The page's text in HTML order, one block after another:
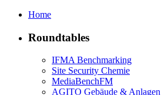
Home
Roundtables
IFMA Benchmarking
Site Security Chemie
MediaBenchFM
AGITO Gebäude & Anlagen